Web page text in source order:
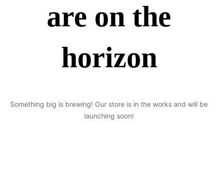
are on the
horizon
Something big is brewing! Our store is in the works and will be
launching soon!